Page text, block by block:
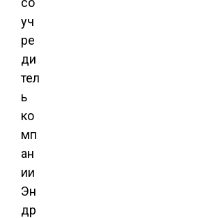
уч
ре
ди
тел
ь
ко
мп
ан
ии
Эн
др